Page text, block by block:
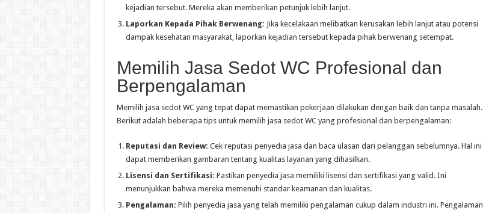
kejadian tersebut. Mereka akan memberikan petunjuk lebih lanjut.
Laporkan Kepada Pihak Berwenang: Jika kecelakaan melibatkan kerusakan lebih lanjut atau potensi
dampak kesehatan masyarakat, laporkan kejadian tersebut kepada pihak berwenang setempat.
Memilih Jasa Sedot WC Profesional dan
Berpengalaman
Memilih jasa sedot WC yang tepat dapat memastikan pekerjaan dilakukan dengan baik dan tanpa masalah.
Berikut adalah beberapa tips untuk memilih jasa sedot WC yang profesional dan berpengalaman:
Reputasi dan Review: Cek reputasi penyedia jasa dan baca ulasan dari pelanggan sebelumnya. Hal ini
dapat memberikan gambaran tentang kualitas layanan yang dihasilkan.
Lisensi dan Sertifikasi: Pastikan penyedia jasa memiliki lisensi dan sertifikasi yang valid. Ini
menunjukkan bahwa mereka memenuhi standar keamanan dan kualitas.
Pengalaman: Pilih penyedia jasa yang telah memiliki pengalaman cukup dalam industri ini. Pengalaman